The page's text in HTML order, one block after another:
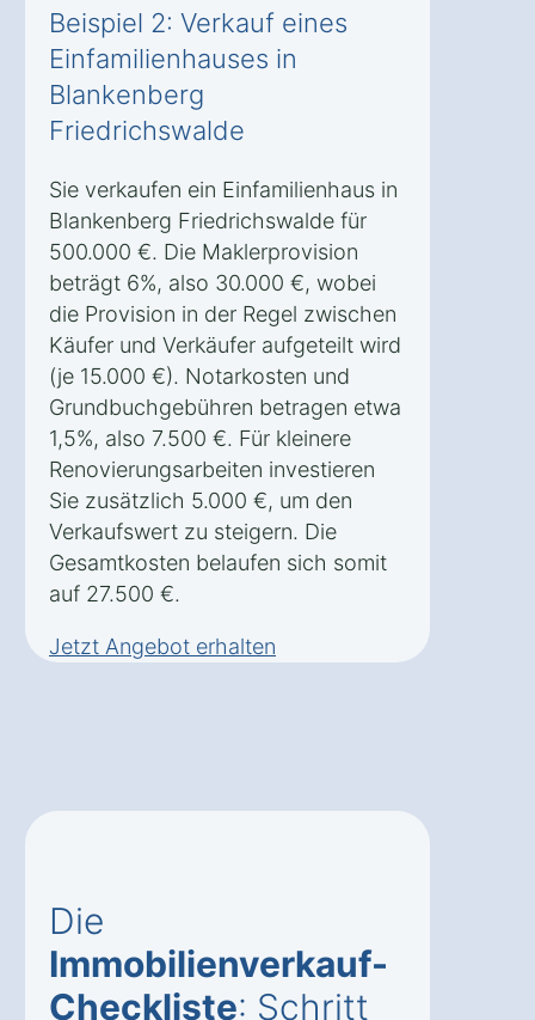
Beispiel 2: Verkauf eines
Einfamilienhauses in
Blankenberg
Friedrichswalde
Sie verkaufen ein Einfamilienhaus in
Blankenberg Friedrichswalde für
500.000 €. Die Maklerprovision
beträgt 6%, also 30.000 €, wobei
die Provision in der Regel zwischen
Käufer und Verkäufer aufgeteilt wird
(je 15.000 €). Notarkosten und
Grundbuchgebühren betragen etwa
1,5%, also 7.500 €. Für kleinere
Renovierungsarbeiten investieren
Sie zusätzlich 5.000 €, um den
Verkaufswert zu steigern. Die
Gesamtkosten belaufen sich somit
auf 27.500 €.
Jetzt Angebot erhalten
Die
Immobilienverkauf-
Checkliste: Schritt